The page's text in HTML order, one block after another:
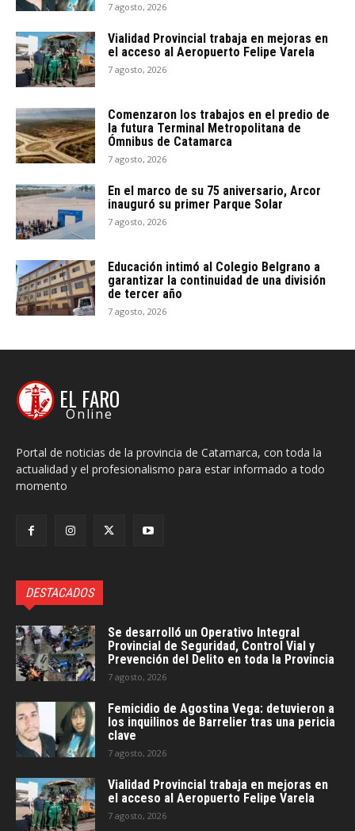
7 agosto, 2026
Vialidad Provincial trabaja en mejoras en
el acceso al Aeropuerto Felipe Varela
7 agosto, 2026
Comenzaron los trabajos en el predio de
la futura Terminal Metropolitana de
Ómnibus de Catamarca
7 agosto, 2026
En el marco de su 75 aniversario, Arcor
inauguró su primer Parque Solar
7 agosto, 2026
Educación intimó al Colegio Belgrano a
garantizar la continuidad de una división
de tercer año
7 agosto, 2026
EL FARO
Online
Portal de noticias de la provincia de Catamarca, con toda la
actualidad y el profesionalismo para estar informado a todo
momento
DESTACADOS
Se desarrolló un Operativo Integral
Provincial de Seguridad, Control Vial y
Prevención del Delito en toda la Provincia
7 agosto, 2026
Femicidio de Agostina Vega: detuvieron a
los inquilinos de Barrelier tras una pericia
clave
7 agosto, 2026
Vialidad Provincial trabaja en mejoras en
el acceso al Aeropuerto Felipe Varela
7 agosto, 2026